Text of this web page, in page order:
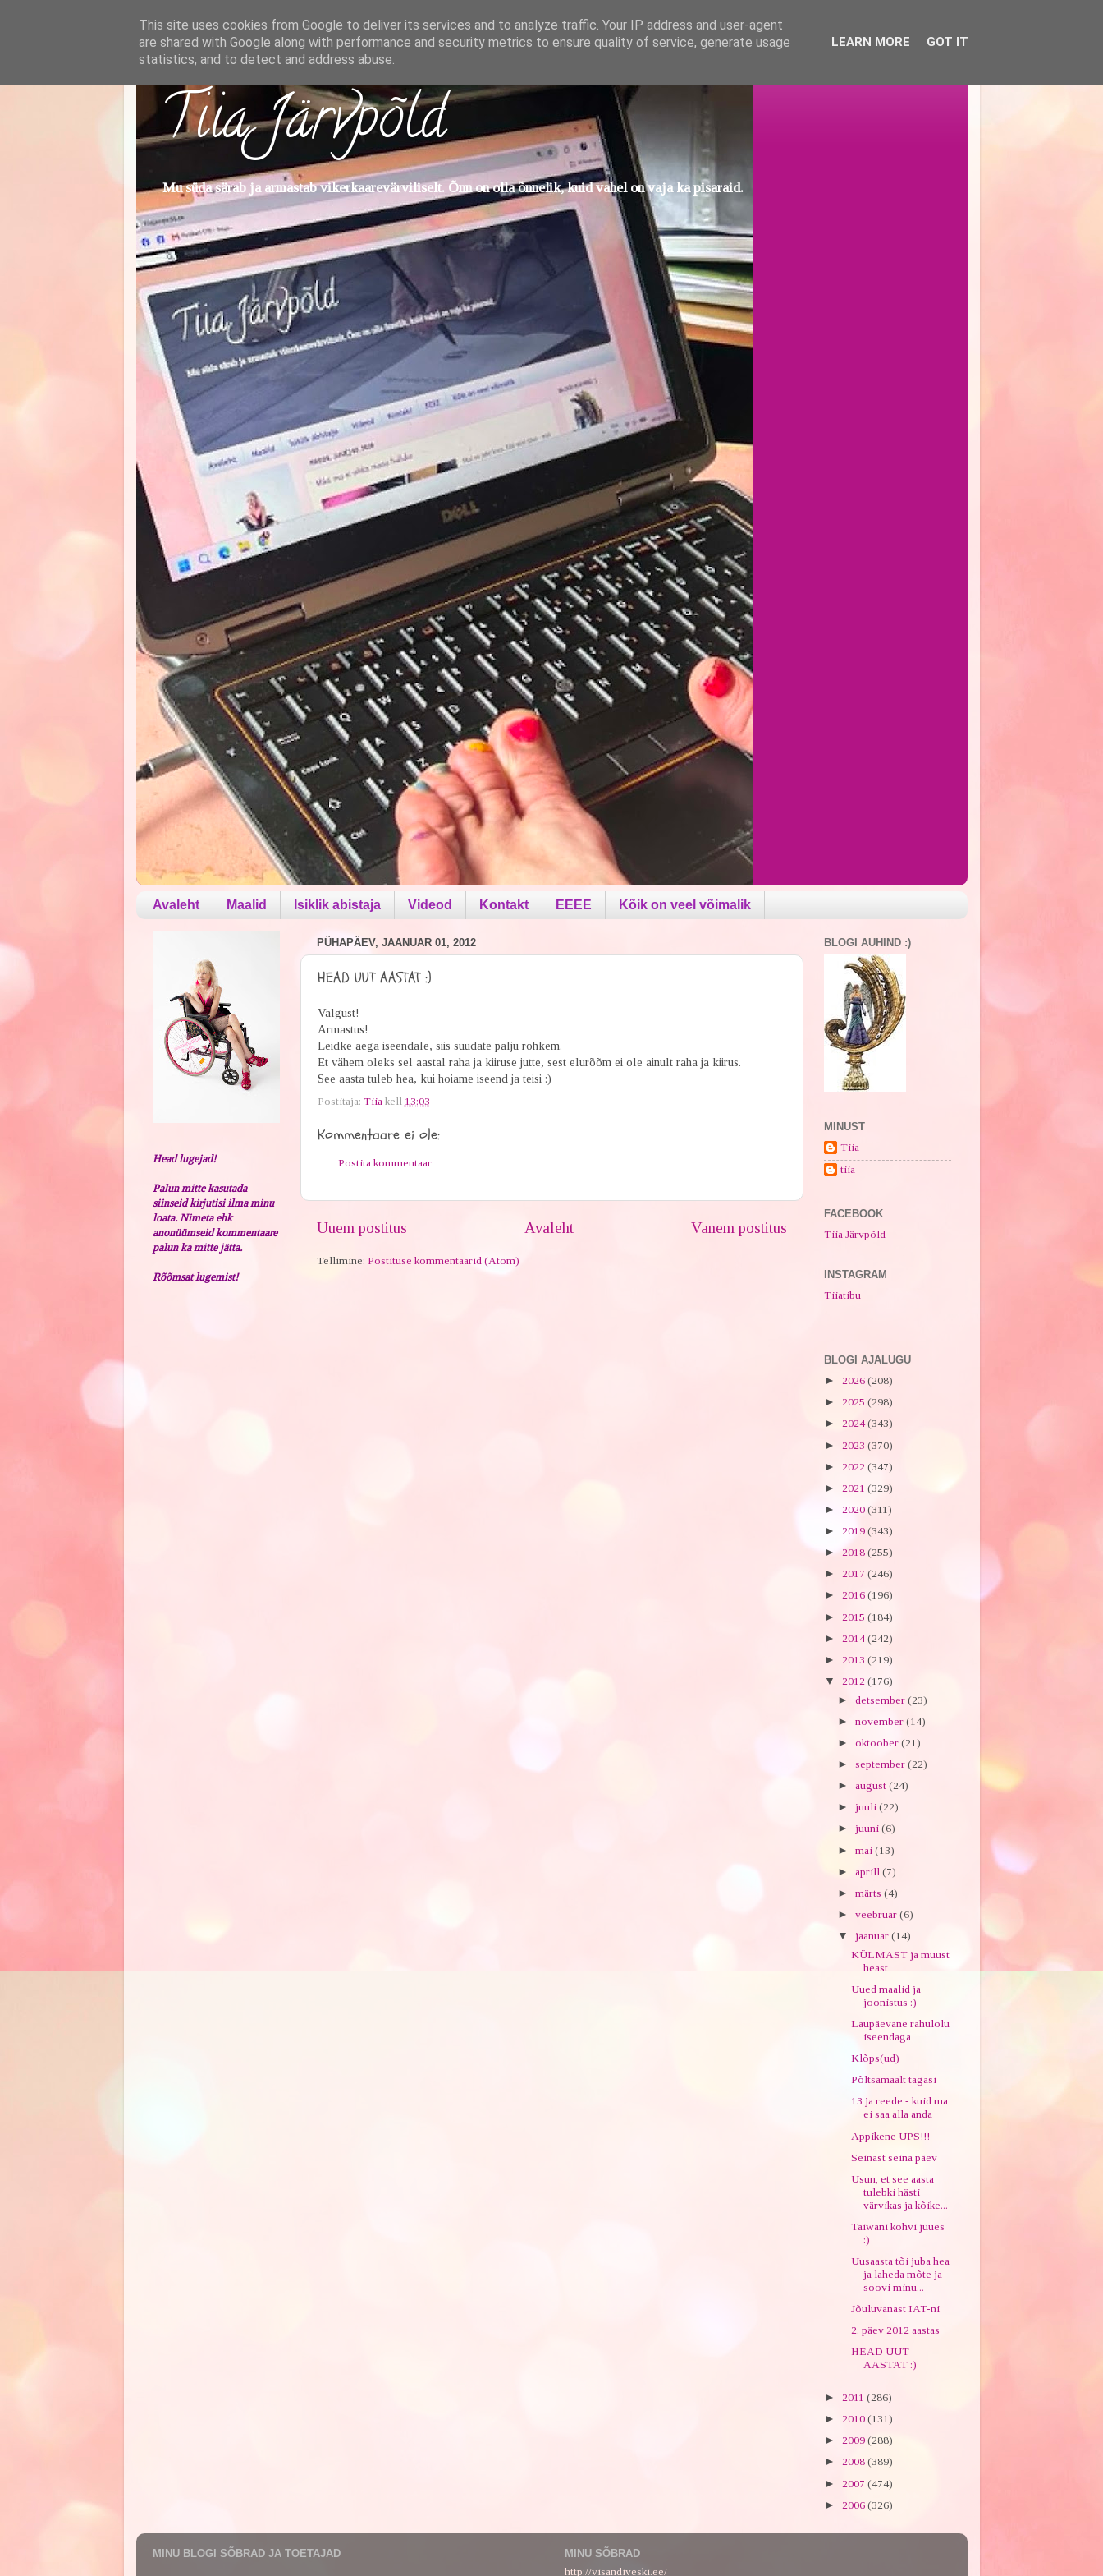
Tiia Järvpõld
Mu süda särab ja armastab vikerkaarevärviliselt. Õnn on olla õnnelik, kuid vahel on vaja ka pisaraid.
Avaleht Maalid Isiklik abistaja Videod Kontakt EEEE Kõik on veel võimalik
PÜHAPÄEV, JAANUAR 01, 2012
HEAD UUT AASTAT :)
Valgust!
Armastus!
Leidke aega iseendale, siis suudate palju rohkem.
Et vähem oleks sel aastal raha ja kiiruse jutte, sest elurõõm ei ole ainult raha ja kiirus.
See aasta tuleb hea, kui hoiame iseend ja teisi :)
Postitaja: Tiia kell 13:03
Kommentaare ei ole:
Postita kommentaar
Uuem postitus Vanem postitus
Avaleht
Tellimine: Postituse kommentaarid (Atom)
Head lugejad!
Palun mitte kasutada
siinseid kirjutisi ilma minu
loata. Nimeta ehk
anonüümseid kommentaare
palun ka mitte jätta.
Rõõmsat lugemist!
BLOGI AUHIND :)
MINUST
Tiia
tiia
FACEBOOK
Tiia Järvpõld
INSTAGRAM
Tiiatibu
BLOGI AJALUGU
► 2026 (208)
► 2025 (298)
► 2024(343)
► 2023 (370)
► 2022 (347)
► 2021 (329)
► 2020 (311)
► 2019 (343)
► 2018 (255)
► 2017 (246)
► 2016 (196)
► 2015 (184)
► 2014(242)
► 2013 (219)
▼ 2012 (176)
► detsember (23)
► november (14)
► oktoober (21)
► september (22)
► august (24)
► juuli (22)
► juuni (6)
► mai (13)
► aprill (7)
► märts (4)
► veebruar (6)
▼ jaanuar (14)
KÜLMAST ja muust
heast
Uued maalid ja
joonistus :)
Laupäevane rahulolu
iseendaga
Klõps(ud)
Põltsamaalt tagasi
13 ja reede - kuid ma
ei saa alla anda
Appikene UPS!!!
Seinast seina päev
Usun, et see aasta
tulebki hästi
värvikas ja kõike...
Taiwani kohvi juues
:)
Uusaasta tõi juba hea
ja laheda mõte ja
soovi minu...
Jõuluvanast IAT-ni
2. päev 2012 aastas
HEAD UUT
AASTAT :)
► 2011 (286)
► 2010 (131)
► 2009 (288)
► 2008 (389)
► 2007 (474)
► 2006 (326)
MINU BLOGI SÕBRAD JA TOETAJAD
MINU SÕBRAD
http://visandiveski.ee/
This site uses cookies from Google to deliver its services and to analyze traffic. Your IP address and user-agent
are shared with Google along with performance and security metrics to ensure quality of service, generate usage
statistics, and to detect and address abuse.
LEARN MORE GOT IT